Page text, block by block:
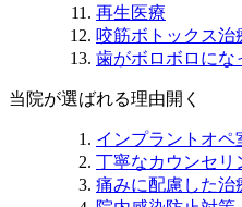
再生医療
咬筋ボトックス治
歯がボロボロにな
当院が選ばれる理由開く
インプラントオペ
丁寧なカウンセリ
痛みに配慮した治